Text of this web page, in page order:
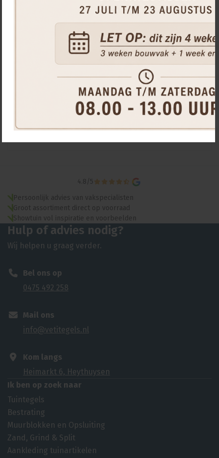
Stockholm - Tuinbank van teak hout 180 cm
4.8/5
Persoonlijk advies van vakspecialisten
Groot assortiment direct op voorraad
Showtuin vol inspiratie en voorbeelden
Hulp of advies nodig?
Wij helpen u graag verder.
Bel ons op
0475 492 258
Mail ons
info@vetitegels.nl
Kom langs
Heimarkt 6, Heythuysen
Ik ben op zoek naar
Tuintegels
Bestrating
Muurblokken en Opsluiting
Zand, Grind & Split
Aankleding tuinartikelen